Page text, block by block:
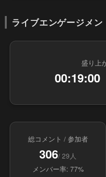
ライブエンゲージメン
盛り上
00:19:00
総コメント / 参加者
306/ 29人
メンバー率: 77%